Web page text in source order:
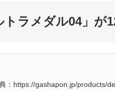
ラメダル04」が
：https://gashapon.jp/products/